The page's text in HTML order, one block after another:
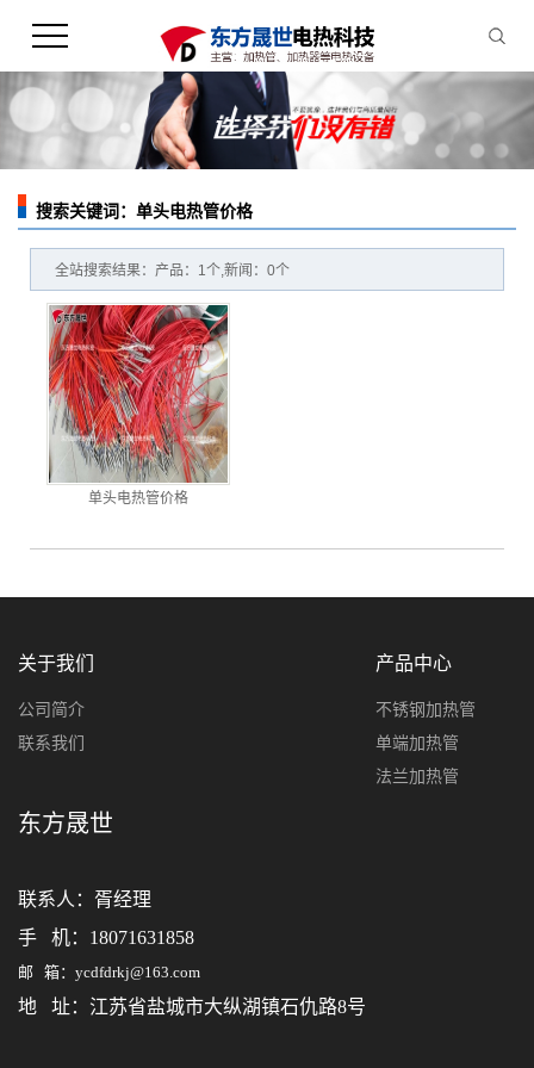
搜索关键词：单头电热管价格
您的当前位置：首 页>> 全站搜索
全站搜索结果：产品：1个,新闻：0个
单头电热管价格
关于我们
公司简介
联系我们
产品中心
不锈钢加热管
单端加热管
法兰加热管
东方晟世
联系人： 胥经理
手 机：18071631858
邮 箱：ycdfdrkj@163.com
地 址：江苏省盐城市大纵湖镇石仇路8号